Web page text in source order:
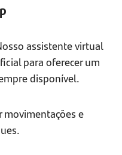
assistente virtual
para oferecer um
disponível.
movimentações e